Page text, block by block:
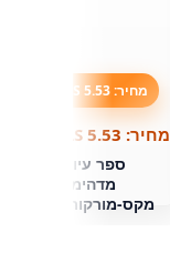
מחיר: 5.53 ILS
מחיר: 5.53 ILS
מדהימים על
מקס-מורקותיק. עבור